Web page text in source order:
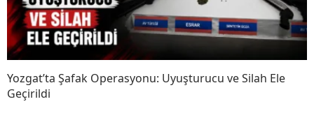
Yozgat’ta Şafak Operasyonu: Uyuşturucu ve Silah Ele
Geçirildi